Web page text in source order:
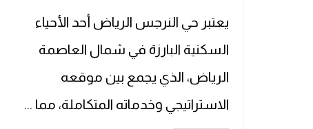
يعتبر حي النرجس الرياض أحد الأحياء
السكنية البارزة في شمال العاصمة
الرياض، الذي يجمع بين موقعه
الاستراتيجي وخدماته المتكاملة، مما ...